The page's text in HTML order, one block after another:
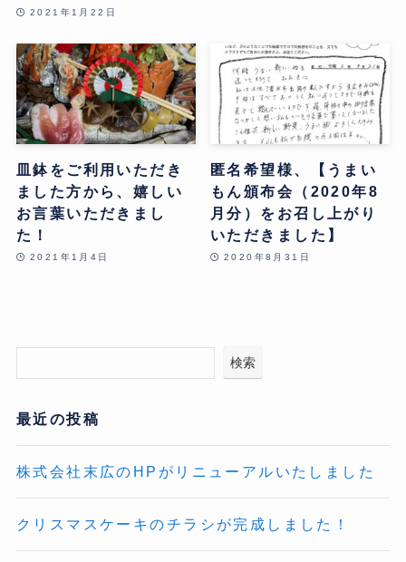
2021年1月22日
皿鉢をご利用いただき
ました方から、嬉しい
お言葉いただきまし
た！
2021年1月4日
匿名希望様、【うまい
もん頒布会（2020年8
月分）をお召し上がり
いただきました】
2020年8月31日
検索
最近の投稿
株式会社末広のHPがリニューアルいたしました
クリスマスケーキのチラシが完成しました！